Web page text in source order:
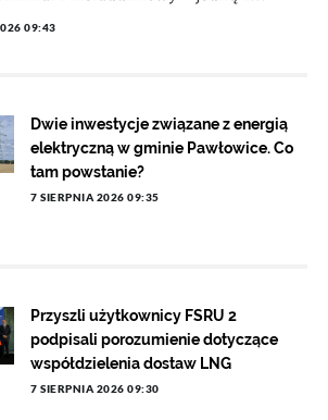
09:43
Dwie inwestycje związane z energią
elektryczną w gminie Pawłowice. Co
tam powstanie?
7 SIERPNIA 2026 09:35
Przyszli użytkownicy FSRU 2
podpisali porozumienie dotyczące
współdzielenia dostaw LNG
7 SIERPNIA 2026 09:30